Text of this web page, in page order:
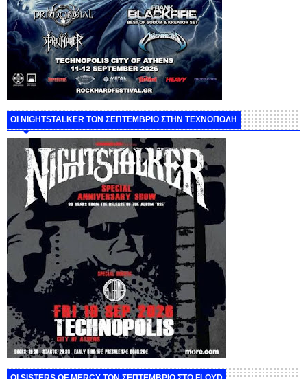
ΟΙ NIGHTSTALKER ΤΟΝ ΣΕΠΤΕΜΒΡΙΟ ΣΤΗΝ ΤΕΧΝΟΠΟΛΗ